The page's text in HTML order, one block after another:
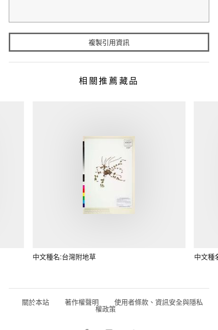
複製引用資訊
相關推薦藏品
中文種名:台灣附地草 中文種
關於本站 著作權聲明 使用者條款、資訊安全與隱私
權政策